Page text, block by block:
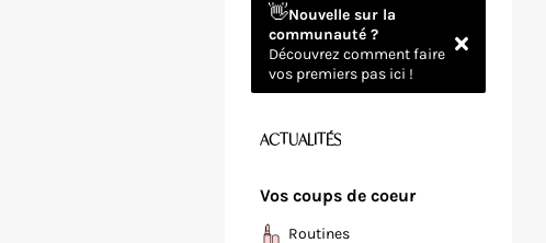
👋Nouvelle sur la
communauté ?
Découvrez comment faire
vos premiers pas ici !
ACTUALITÉS
Vos coups de coeur
Routines